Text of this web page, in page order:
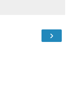
›